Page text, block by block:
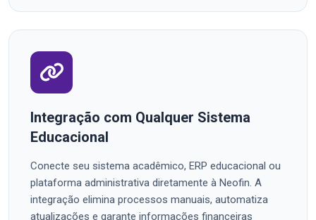
Integração com Qualquer Sistema
Educacional
Conecte seu sistema acadêmico, ERP educacional ou
plataforma administrativa diretamente à Neofin. A
integração elimina processos manuais, automatiza
atualizações e garante informações financeiras